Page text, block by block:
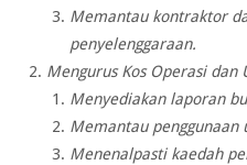
Memantau kontraktor
penyelenggaraan.
Mengurus Kos Operasi dan
Menyediakan laporan
Memantau penggunaan
Menenalpasti kaedah